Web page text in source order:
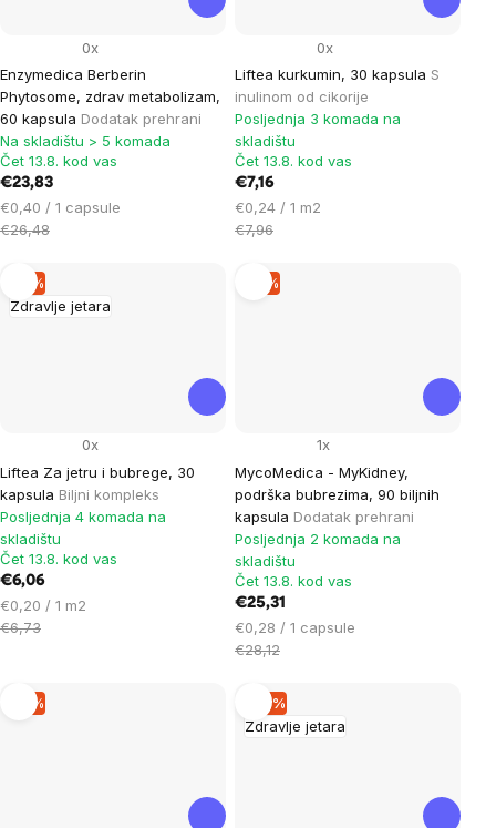
Enzymedica Berberin
Phytosome, zdrav metabolizam,
60 kapsula Dodatak prehrani
0x
Na skladištu > 5 komada
Čet 13.8. kod vas
€23,83
Cijena
mjere:
€0,40 / 1 capsule
€26,48
Liftea kurkumin, 30 kapsula S
inulinom od cikorije
0x
Posljednja 3 komada na
skladištu
Čet 13.8. kod vas
€7,16
Cijena
mjere:
€0,24 / 1 m2
€7,96
Zdravlje jetara
–9 %
Liftea Za jetru i bubrege, 30
kapsula Biljni kompleks
0x
Posljednja 4 komada na
skladištu
Čet 13.8. kod vas
€6,06
Cijena
mjere:
€0,20 / 1 m2
€6,73
–9 %
MycoMedica - MyKidney,
podrška bubrezima, 90 biljnih
kapsula Dodatak prehrani
1x
Posljednja 2 komada na
skladištu
Čet 13.8. kod vas
€25,31
Cijena
mjere:
€0,28 / 1 capsule
€28,12
–9 %
Zdravlje jetara
–10 %